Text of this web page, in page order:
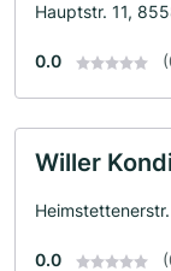
Hauptstr. 11,
0.0
Willer
0.0